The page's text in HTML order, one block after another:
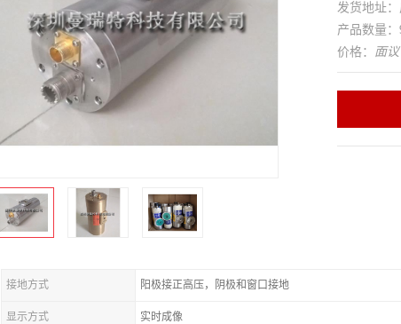
发货地址
产品数量：
价格： 面议
接地方式 阳极接正高压，阴极和窗口接地
显示方式 实时成像